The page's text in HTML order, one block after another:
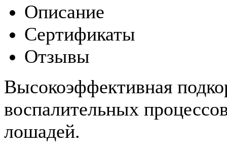
Описание
Сертификаты
Отзывы
Высокоэффективная
воспалительных
лошадей.